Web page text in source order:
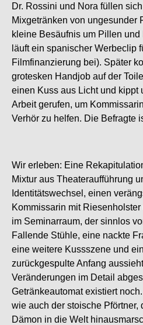
Dr. Rossini und Nora füllen
Mixgetränken von ungesunder
kleine Besäufnis um Pillen und
läuft ein spanischer Werbeclip
Filmfinanzierung bei). Später
grotesken Handjob auf der
einen Kuss aus Licht und kippt
Arbeit gerufen, um
Verhör zu helfen. Die Befragte
Wir erleben: Eine
Mixtur aus Theateraufführung
Identitätswechsel, einen
Kommissarin mit
im Seminarraum, der sinnlos
Fallende Stühle, eine nackte
eine weitere Kussszene und
zurückgespulte Anfang
Veränderungen im Detail
Getränkeautomat existiert
wie auch der stoische
Dämon in die Welt